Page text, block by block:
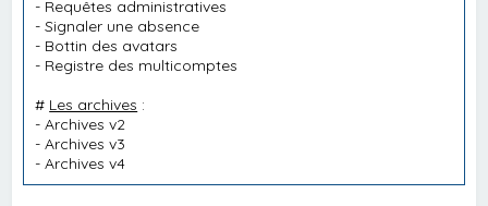
- Requêtes administratives
-Signaler une absence
- Bottin des avatars
- Registre des multicomptes
# Les archives :
-Archives v2
-Archives v3
-Archives v4